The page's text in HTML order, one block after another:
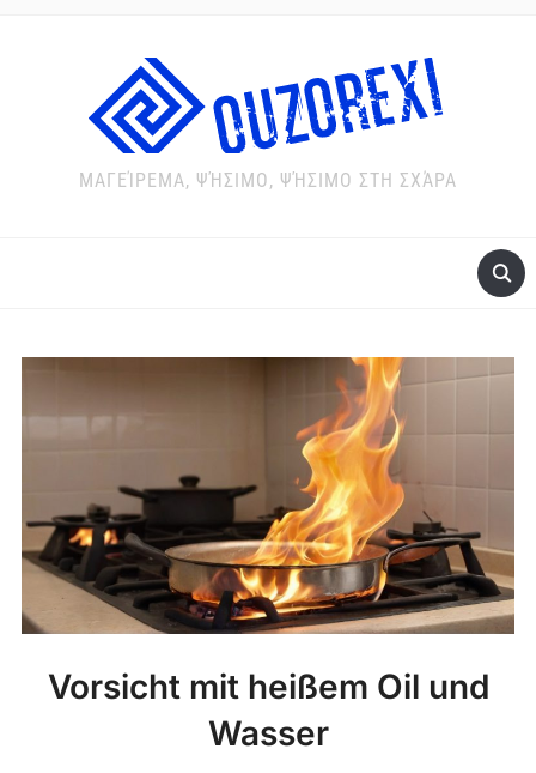
ΜΑΓΕΊΡΕΜΑ, ΨΉΣΙΜΟ, ΨΉΣΙΜΟ ΣΤΗ ΣΧΆΡΑ
Vorsicht mit heißem Oil und
Wasser